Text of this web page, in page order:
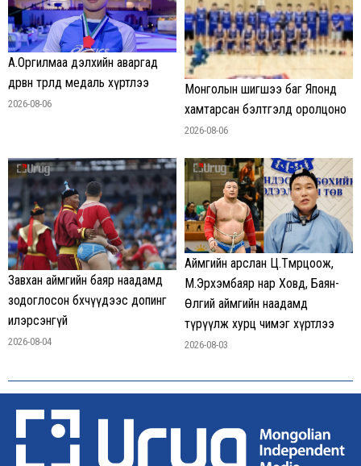
А.Оргилмаа дэлхийн аваргад
дөрвөн төрөлд медаль хүртлээ
2026-08-06
Монголын шигшээ баг Японд
хамтарсан бэлтгэлд оролцоно
2026-08-06
Завхан аймгийн баяр наадамд
зодоглосон бөхчүүдээс допинг
илэрсэнгүй
2026-08-04
Аймгийн арслан Ц.Төмөрцоож,
М.Эрхэмбаяр нар Ховд, Баян-
Өлгий аймгийн наадамд
түрүүлж хурц чимэг хүртлээ
2026-08-03